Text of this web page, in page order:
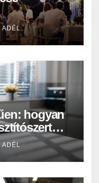
ADÉL
hogyan
ADÉL